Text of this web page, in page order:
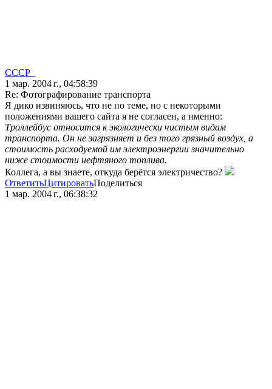
CCCP_
1 мар. 2004 г., 04:58:39
Re: Фотографирование транспорта
Я дико извиняюсь, что не по теме, но с некоторыми
положениями вашего сайта я не согласен, а именно:
Троллейбус относится к экологически чистым видам
транспорта. Он не загрязняет и без того грязный воздух, а
стоимость расходуемой им электроэнергии значительно
ниже стоимости нефтяного топлива.
Коллега, а вы знаете, откуда берётся электричество?
ОтветитьЦитироватьПоделиться
1 мар. 2004 г., 06:38:32